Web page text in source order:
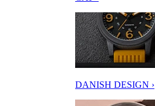
DANISH DESIGN ›